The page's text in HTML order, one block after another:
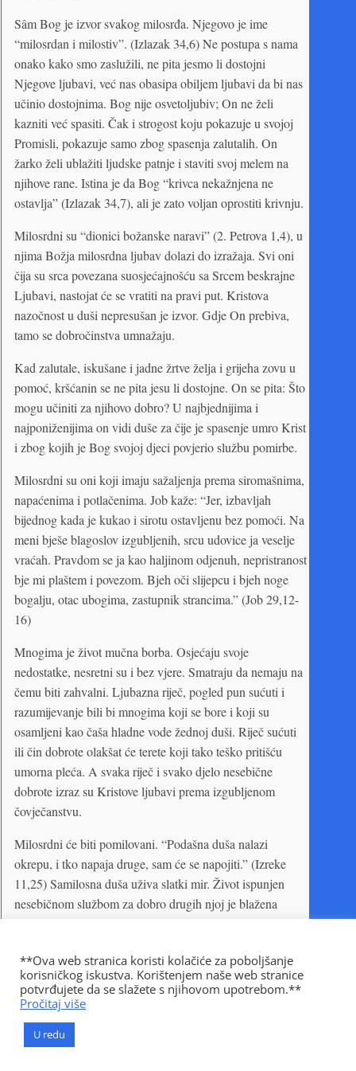
Sâm Bog je izvor svakog milosrđa. Njegovo je ime
“milosrdan i milostiv”. (Izlazak 34,6) Ne postupa s nama
onako kako smo zaslužili, ne pita jesmo li dostojni
Njegove ljubavi, već nas obasipa obiljem ljubavi da bi nas
učinio dostojnima. Bog nije osvetoljubiv; On ne želi
kazniti već spasiti. Čak i strogost koju pokazuje u svojoj
Promisli, pokazuje samo zbog spasenja zalutalih. On
žarko želi ublažiti ljudske patnje i staviti svoj melem na
njihove rane. Istina je da Bog “krivca nekažnjena ne
ostavlja” (Izlazak 34,7), ali je zato voljan oprostiti krivnju.
Milosrdni su “dionici božanske naravi” (2. Petrova 1,4), u
njima Božja milosrdna ljubav dolazi do izražaja. Svi oni
čija su srca povezana suosjećajnošću sa Srcem beskrajne
Ljubavi, nastojat će se vratiti na pravi put. Kristova
nazočnost u duši nepresušan je izvor. Gdje On prebiva,
tamo se dobročinstva umnažaju.
Kad zalutale, iskušane i jadne žrtve želja i grijeha zovu u
pomoć, kršćanin se ne pita jesu li dostojne. On se pita: Što
mogu učiniti za njihovo dobro? U najbjednijima i
najponiženijima on vidi duše za čije je spasenje umro Krist
i zbog kojih je Bog svojoj djeci povjerio službu pomirbe.
Milosrdni su oni koji imaju sažaljenja prema siromašnima,
napaćenima i potlačenima. Job kaže: “Jer, izbavljah
bijednog kada je kukao i sirotu ostavljenu bez pomoći. Na
meni bješe blagoslov izgubljenih, srcu udovice ja veselje
vraćah. Pravdom se ja kao haljinom odjenuh, nepristranost
bje mi plaštem i povezom. Bjeh oči slijepcu i bjeh noge
bogalju, otac ubogima, zastupnik strancima.” (Job 29,12-
16)
Mnogima je život mučna borba. Osjećaju svoje
nedostatke, nesretni su i bez vjere. Smatraju da nemaju na
čemu biti zahvalni. Ljubazna riječ, pogled pun sućuti i
razumijevanje bili bi mnogima koji se bore i koji su
osamljeni kao čaša hladne vode žednoj duši. Riječ sućuti
ili čin dobrote olakšat će terete koji tako teško pritišću
umorna pleća. A svaka riječ i svako djelo nesebične
dobrote izraz su Kristove ljubavi prema izgubljenom
čovječanstvu.
Milosrdni će biti pomilovani. “Podašna duša nalazi
okrepu, i tko napaja druge, sam će se napojiti.” (Izreke
11,25) Samilosna duša uživa slatki mir. Život ispunjen
nesebičnom službom za dobro drugih njoj je blažena
Ono što posijete, to ćete i žeti. “Blago onome koji misli na
uboga i slaba: u dan nevolje Jahve će ga štititi i živa
sačuvati, sreću mu dati na zemlji, i neće ga predati na volju
dušmanima. Jahve će ga ukrijepiti na postelji boli, bolest
mu okrenuti u snagu.” (Psalam 41,2-4)
**Ova web stranica koristi kolačiće za poboljšanje
korisničkog iskustva. Korištenjem naše web stranice
potvrđujete da se slažete s njihovom upotrebom.**
Pročitaj više
U redu